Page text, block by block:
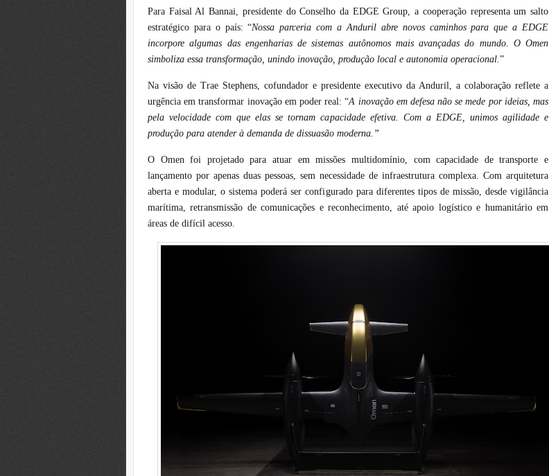
Para Faisal Al Bannai, presidente do Conselho da EDGE Group, a cooperação representa um salto
estratégico para o país: “Nossa parceria com a Anduril abre novos caminhos para que a EDGE
incorpore algumas das engenharias de sistemas autônomos mais avançadas do mundo. O Omen
simboliza essa transformação, unindo inovação, produção local e autonomia operacional. ”
Na visão de Trae Stephens, cofundador e presidente executivo da Anduril, a colaboração reflete a
urgência em transformar inovação em poder real: “A inovação em defesa não se mede por ideias, mas
pela velocidade com que elas se tornam capacidade efetiva. Com a EDGE, unimos agilidade e
produção para atender à demanda de dissuasão moderna.”
O Omen foi projetado para atuar em missões multidomínio, com capacidade de transporte e
lançamento por apenas duas pessoas, sem necessidade de infraestrutura complexa. Com arquitetura
aberta e modular, o sistema poderá ser configurado para diferentes tipos de missão, desde vigilância
marítima, retransmissão de comunicações e reconhecimento, até apoio logístico e humanitário em
áreas de difícil acesso.